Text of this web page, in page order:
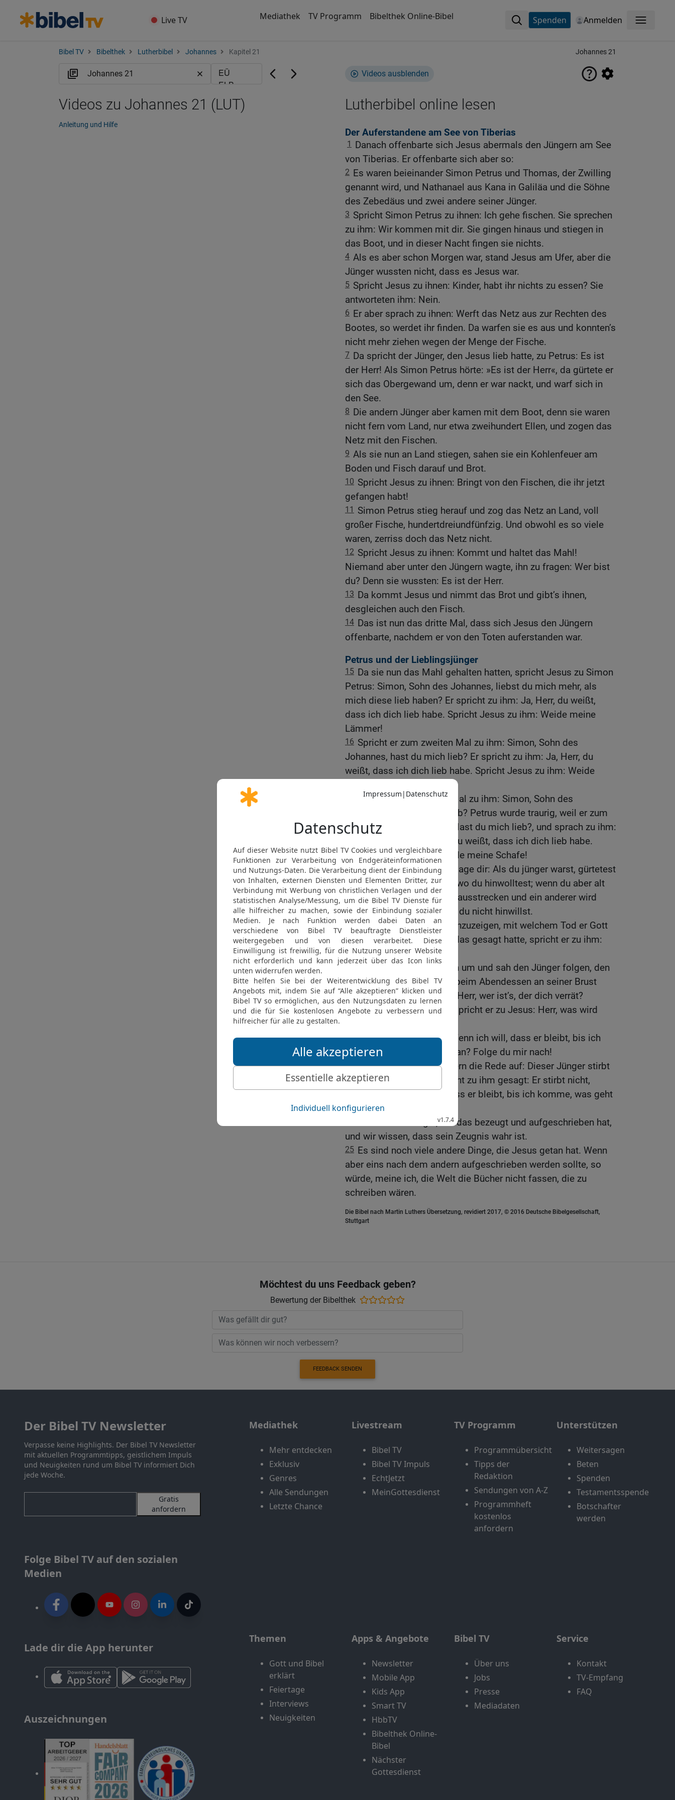
Live TV Mediathek TV Programm Bibelthek Online-Bibel Spenden Anmelden Menü
Bibel TV Bibelthek Lutherbibel Johannes Kapitel 21 Johannes 21
Videos ausblenden
Lutherbibel online lesen
Der Auferstandene am See von Tiberias
1
Danach offenbarte sich Jesus abermals den Jüngern am See
von Tiberias. Er offenbarte sich aber so:
2 Es waren beieinander Simon Petrus und Thomas, der Zwilling
genannt wird, und Nathanael aus Kana in Galiläa und die Söhne
des Zebedäus und zwei andere seiner Jünger.
3 Spricht Simon Petrus zu ihnen: Ich gehe fischen. Sie sprechen
zu ihm: Wir kommen mit dir. Sie gingen hinaus und stiegen in
das Boot, und in dieser Nacht fingen sie nichts.
4 Als es aber schon Morgen war, stand Jesus am Ufer, aber die
Jünger wussten nicht, dass es Jesus war.
5 Spricht Jesus zu ihnen: Kinder, habt ihr nichts zu essen? Sie
antworteten ihm: Nein.
6 Er aber sprach zu ihnen: Werft das Netz aus zur Rechten des
Bootes, so werdet ihr finden. Da warfen sie es aus und konnten’s
nicht mehr ziehen wegen der Menge der Fische.
7 Da spricht der Jünger, den Jesus lieb hatte, zu Petrus: Es ist
der Herr! Als Simon Petrus hörte: »Es ist der Herr«, da gürtete er
sich das Obergewand um, denn er war nackt, und warf sich in
den See.
8 Die andern Jünger aber kamen mit dem Boot, denn sie waren
nicht fern vom Land, nur etwa zweihundert Ellen, und zogen das
Netz mit den Fischen.
9 Als sie nun an Land stiegen, sahen sie ein Kohlenfeuer am
Boden und Fisch darauf und Brot.
10 Spricht Jesus zu ihnen: Bringt von den Fischen, die ihr jetzt
gefangen habt!
11
Simon Petrus stieg herauf und zog das Netz an Land, voll
großer Fische, hundertdreiundfünfzig. Und obwohl es so viele
waren, zerriss doch das Netz nicht.
12 Spricht Jesus zu ihnen: Kommt und haltet das Mahl!
Niemand aber unter den Jüngern wagte, ihn zu fragen: Wer bist
du? Denn sie wussten: Es ist der Herr.
13 Da kommt Jesus und nimmt das Brot und gibt’s ihnen,
desgleichen auch den Fisch.
14 Das ist nun das dritte Mal, dass sich Jesus den Jüngern
offenbarte, nachdem er von den Toten auferstanden war.
Petrus und der Lieblingsjünger
15 Da sie nun das Mahl gehalten hatten, spricht Jesus zu Simon
Petrus: Simon, Sohn des Johannes, liebst du mich mehr, als
mich diese lieb haben? Er spricht zu ihm: Ja, Herr, du weißt,
dass ich dich lieb habe. Spricht Jesus zu ihm: Weide meine
Lämmer!
16 Spricht er zum zweiten Mal zu ihm: Simon, Sohn des
Johannes, hast du mich lieb? Er spricht zu ihm: Ja, Herr, du
weißt, dass ich dich lieb habe. Spricht Jesus zu ihm: Weide
Spricht er zum dritten Mal zu ihm: Simon, Sohn des
Johannes, hast du mich lieb? Petrus wurde traurig, weil er zum
dritten Mal zu ihm sagte: Hast du mich lieb?, und sprach zu ihm:
Herr, du weißt alle Dinge, du weißt, dass ich dich lieb habe.
Spricht Jesus zu ihm: Weide meine Schafe!
18 Wahrlich, wahrlich, ich sage dir: Als du jünger warst, gürtetest
du dich selbst und gingst, wo du hinwolltest; wenn du aber alt
bist, wirst du deine Hände ausstrecken und ein anderer wird
dich gürten und führen, wo du nicht hinwillst.
19 Das sagte er aber, um anzuzeigen, mit welchem Tod er Gott
preisen würde. Und als er das gesagt hatte, spricht er zu ihm:
Folge mir nach!
Petrus aber wandte sich um und sah den Jünger folgen, den
Jesus lieb hatte, der auch beim Abendessen an seiner Brust
gelegen und gesagt hatte: Herr, wer ist’s, der dich verrät?
21 Als Petrus diesen sah, spricht er zu Jesus: Herr, was wird
22 Jesus spricht zu ihm: Wenn ich will, dass er bleibt, bis ich
komme, was geht es dich an? Folge du mir nach!
23 Da kam unter den Brüdern die Rede auf: Dieser Jünger stirbt
nicht. Aber Jesus hatte nicht zu ihm gesagt: Er stirbt nicht,
sondern: Wenn ich will, dass er bleibt, bis ich komme, was geht
es dich an?
Dies ist der Jünger, der das bezeugt und aufgeschrieben hat,
und wir wissen, dass sein Zeugnis wahr ist.
25 Es sind noch viele andere Dinge, die Jesus getan hat. Wenn
aber eins nach dem andern aufgeschrieben werden sollte, so
würde, meine ich, die Welt die Bücher nicht fassen, die zu
schreiben wären.
Die Bibel nach Martin Luthers Übersetzung, revidiert 2017, © 2016 Deutsche Bibelgesellschaft,
Stuttgart
Videos zu Johannes 21 (LUT)
Anleitung und Hilfe
Möchtest du uns Feedback geben?
Bewertung der Bibelthek
FEEDBACK SENDEN
Der Bibel TV Newsletter
Verpasse keine Highlights. Der Bibel TV Newsletter
mit aktuellen Programmtipps, geistlichem Impuls
und Neuigkeiten rund um Bibel TV informiert Dich
jede Woche.
Gratis
anfordern
Folge Bibel TV auf den sozialen
Medien
Lade dir die App herunter
Auszeichnungen
Mediathek
Mehr entdecken
Exklusiv
Genres
Alle Sendungen
Letzte Chance
Livestream
Bibel TV
Bibel TV Impuls
EchtJetzt
MeinGottesdienst
TV Programm
Programmübersicht
Tipps der
Redaktion
Sendungen von A-Z
Programmheft
kostenlos
anfordern
Unterstützen
Weitersagen
Beten
Spenden
Testamentsspende
Botschafter
werden
Themen
Gott und Bibel
erklärt
Feiertage
Interviews
Neuigkeiten
Apps & Angebote
Newsletter
Mobile App
Kids App
Smart TV
HbbTV
Bibelthek Online-
Bibel
Nächster
Gottesdienst
Bibel TV
Über uns
Jobs
Presse
Mediadaten
Service
Kontakt
TV-Empfang
FAQ